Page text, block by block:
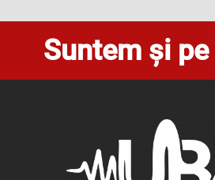
Suntem și